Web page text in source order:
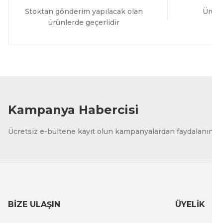
Stoktan gönderim yapılacak olan
ürünlerde geçerlidir
Kampanya Habercisi
Ücretsiz e-bültene kayıt olun kampanyalardan
BİZE ULAŞIN ÜYELİK